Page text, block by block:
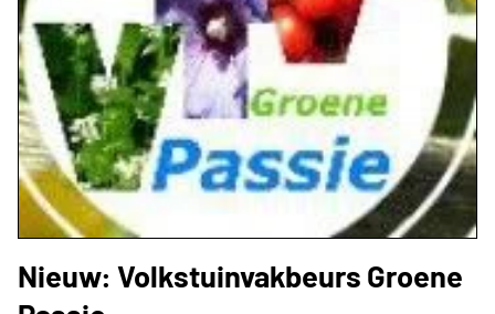
Nieuw: Volkstuinvakbeurs Groene